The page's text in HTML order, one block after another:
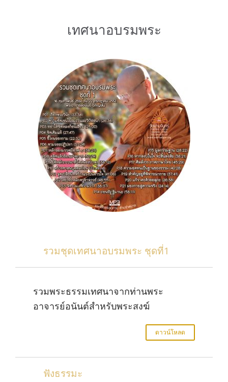
เทศนาอบรมพระ
รวมชุดเทศนาอบรมพระ ชุดที่1
รวมพระธรรมเทศนาจากท่านพระ
อาจารย์อนันต์สำหรับพระสงฆ์
ดาวน์โหลด
ฟังธรรมะ